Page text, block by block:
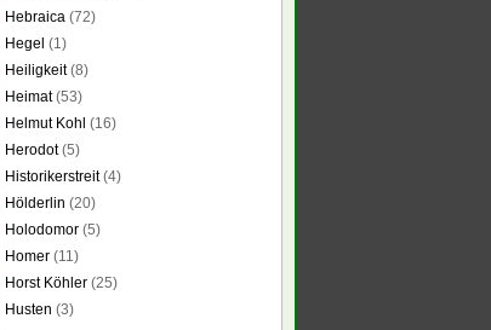
Hebraica (72)
Hegel (1)
Heiligkeit(8)
Heimat(53)
Helmut Kohl (16)
Herodot(5)
Historikerstreit(4)
Hölderlin (20)
Holodomor (5)
Homer (11)
Horst Köhler (25)
Husten (3)